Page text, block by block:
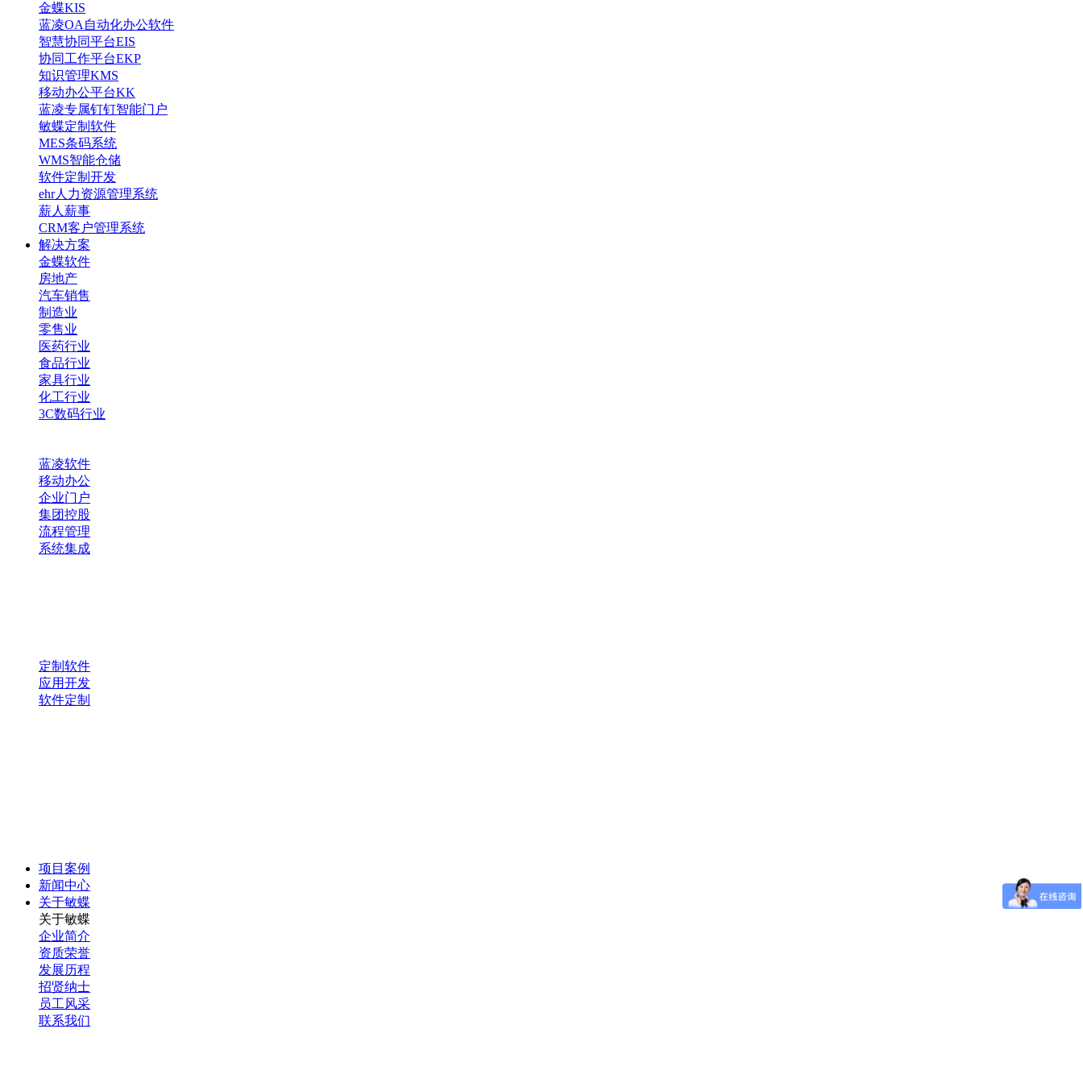
金蝶KIS
蓝凌OA自动化办公软件
智慧协同平台EIS
协同工作平台EKP
知识管理KMS
移动办公平台KK
蓝凌专属钉钉智能门户
敏蝶定制软件
MES条码系统
WMS智能仓储
软件定制开发
ehr人力资源管理系统
薪人薪事
CRM客户管理系统
解决方案
金蝶软件
房地产
汽车销售
制造业
零售业
医药行业
食品行业
家具行业
化工行业
3C数码行业
蓝凌软件
移动办公
企业门户
集团控股
流程管理
系统集成
定制软件
应用开发
软件定制
项目案例
新闻中心
关于敏蝶
关于敏蝶
企业简介
资质荣誉
发展历程
招贤纳士
员工风采
联系我们